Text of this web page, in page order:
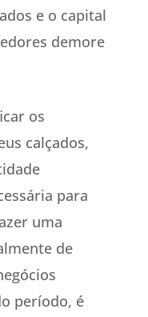
e o capital
demore
os
calçados,
para
uma
de
período, é